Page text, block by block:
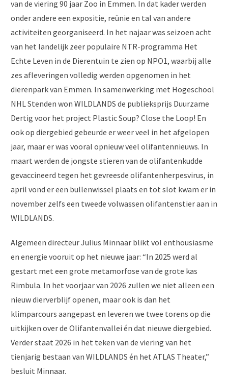
van de viering 90 jaar Zoo in Emmen. In dat kader werden
onder andere een expositie, reünie en tal van andere
activiteiten georganiseerd. In het najaar was seizoen acht
van het landelijk zeer populaire NTR-programma Het
Echte Leven in de Dierentuin te zien op NPO1, waarbij alle
zes afleveringen volledig werden opgenomen in het
dierenpark van Emmen. In samenwerking met Hogeschool
NHL Stenden won WILDLANDS de publieksprijs Duurzame
Dertig voor het project Plastic Soup? Close the Loop! En
ook op diergebied gebeurde er weer veel in het afgelopen
jaar, maar er was vooral opnieuw veel olifantennieuws. In
maart werden de jongste stieren van de olifantenkudde
gevaccineerd tegen het gevreesde olifantenherpesvirus, in
april vond er een bullenwissel plaats en tot slot kwam er in
november zelfs een tweede volwassen olifantenstier aan in
WILDLANDS.
Algemeen directeur Julius Minnaar blikt vol enthousiasme
en energie vooruit op het nieuwe jaar: “In 2025 werd al
gestart met een grote metamorfose van de grote kas
Rimbula. In het voorjaar van 2026 zullen we niet alleen een
nieuw dierverblijf openen, maar ook is dan het
klimparcours aangepast en leveren we twee torens op die
uitkijken over de Olifantenvallei én dat nieuwe diergebied.
Verder staat 2026 in het teken van de viering van het
tienjarig bestaan van WILDLANDS én het ATLAS Theater,”
besluit Minnaar.